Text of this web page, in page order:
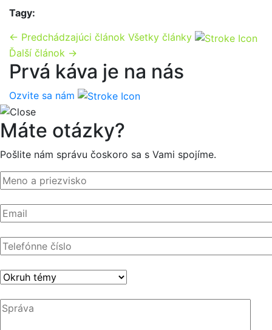
Tagy:
← Predchádzajúci článok Všetky články
Ďalší článok →
Prvá káva je na nás
Ozvite sa nám
Máte otázky?
Pošlite nám správu čoskoro sa s Vami spojíme.